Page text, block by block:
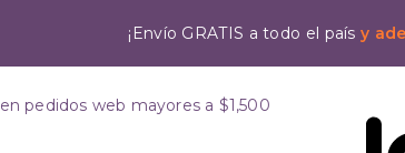
¡Envío GRATIS a todo el paísy
en pedidos web mayores a $1,500